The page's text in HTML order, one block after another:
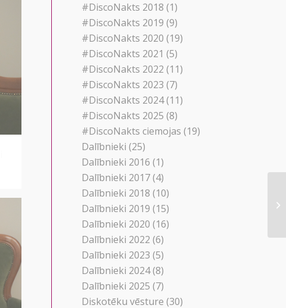
#DiscoNakts 2018 (1)
#DiscoNakts 2019 (9)
#DiscoNakts 2020 (19)
#DiscoNakts 2021 (5)
#DiscoNakts 2022 (11)
#DiscoNakts 2023 (7)
#DiscoNakts 2024(11)
#DiscoNakts 2025 (8)
#DiscoNakts ciemojas (19)
Dalībnieki (25)
Dalībnieki 2016 (1)
Dalībnieki 2017(4)
Dalībnieki 2018 (10)
Dalībnieki 2019 (15)
Dalībnieki 2020 (16)
Dalībnieki 2022 (6)
Dalībnieki 2023 (5)
Dalībnieki 2024(8)
Dalībnieki 2025 (7)
Diskotēku vēsture (30)